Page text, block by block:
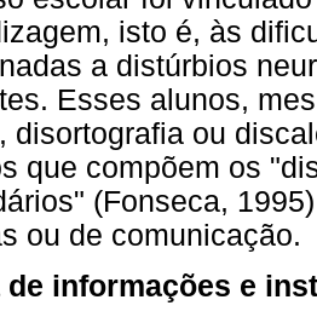
isto é, às
a distúrbios
Esses alunos,
disortografia ou
que compõem os
(Fonseca,
ou de comunicação.
de informações e